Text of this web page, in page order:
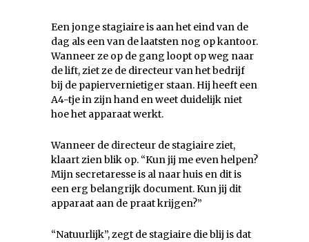
Een jonge stagiaire is aan het eind van de
dag als een van de laatsten nog op kantoor.
Wanneer ze op de gang loopt op weg naar
de lift, ziet ze de directeur van het bedrijf
bij de papiervernietiger staan. Hij heeft een
A4-tje in zijn hand en weet duidelijk niet
hoe het apparaat werkt.
Wanneer de directeur de stagiaire ziet,
klaart zien blik op. “Kun jij me even helpen?
Mijn secretaresse is al naar huis en dit is
een erg belangrijk document. Kun jij dit
apparaat aan de praat krijgen?”
“Natuurlijk”, zegt de stagiaire die blij is dat